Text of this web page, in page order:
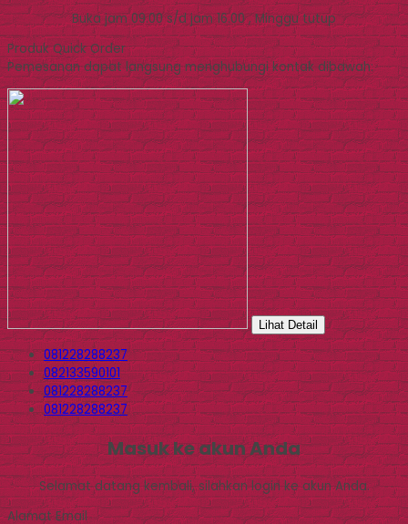
Buka jam 09.00 s/d jam 16.00 , Minggu tutup
Produk Quick Order
Pemesanan dapat langsung menghubungi kontak dibawah:
Lihat Detail
081228288237
082133590101
081228288237
081228288237
Masuk ke akun Anda
Selamat datang kembali, silahkan login ke akun Anda.
Alamat Email